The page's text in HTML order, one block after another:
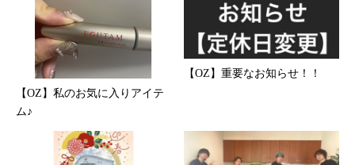
【OZ】私のお気に入りアイテ
ム♪
【OZ】重要なお知らせ！！